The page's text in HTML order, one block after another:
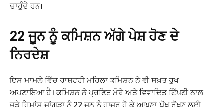
ਚਾਹੁੰਦੇ ਹਨ।
22 ਜੂਨ ਨੂੰ ਕਮਿਸ਼ਨ ਅੱਗੇ ਪੇਸ਼ ਹੋਣ ਦੇ
ਨਿਰਦੇਸ਼
ਇਸ ਮਾਮਲੇ ਵਿੱਚ ਰਾਸ਼ਟਰੀ ਮਹਿਲਾ ਕਮਿਸ਼ਨ ਨੇ ਵੀ ਸਖ਼ਤ ਰੁਖ
ਅਪਣਾਇਆ ਹੈ। ਕਮਿਸ਼ਨ ਨੇ ਪ੍ਰਣਿਤ ਮੋਰੇ ਅਤੇ ਵਿਵਾਦਿਤ ਟਿੱਪਣੀ ਨਾਲ
ਜੁੜੇ ਹਿਮਾਂਸ਼ੂ ਜਾਂਗੜਾ ਨੂੰ 22 ਜੂਨ ਨੂੰ ਹਾਜ਼ਰ ਹੋ ਕੇ ਆਪਣਾ ਪੱਖ ਰੱਖਣ ਲਈ